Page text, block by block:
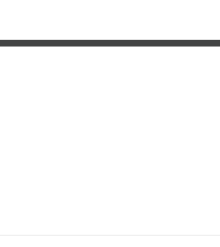
работу
вследствие чего
и выравнивает